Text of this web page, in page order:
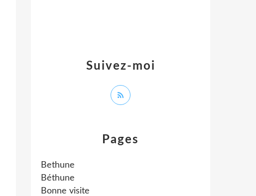
Pages
Bethune
Béthune
Bonne visite
Suivez-moi